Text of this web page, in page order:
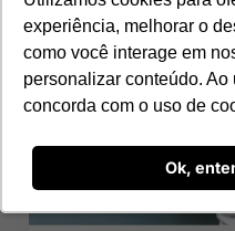
experiência, melhorar o
como você interage em
personalizar conteúdo.
concorda com o uso de
Ok,
experiência, melhorar o
como você interage em
personalizar conteúdo.
concorda com o uso de
Ok,